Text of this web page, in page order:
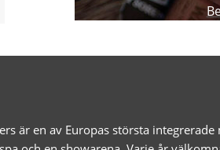
är en av Europas största